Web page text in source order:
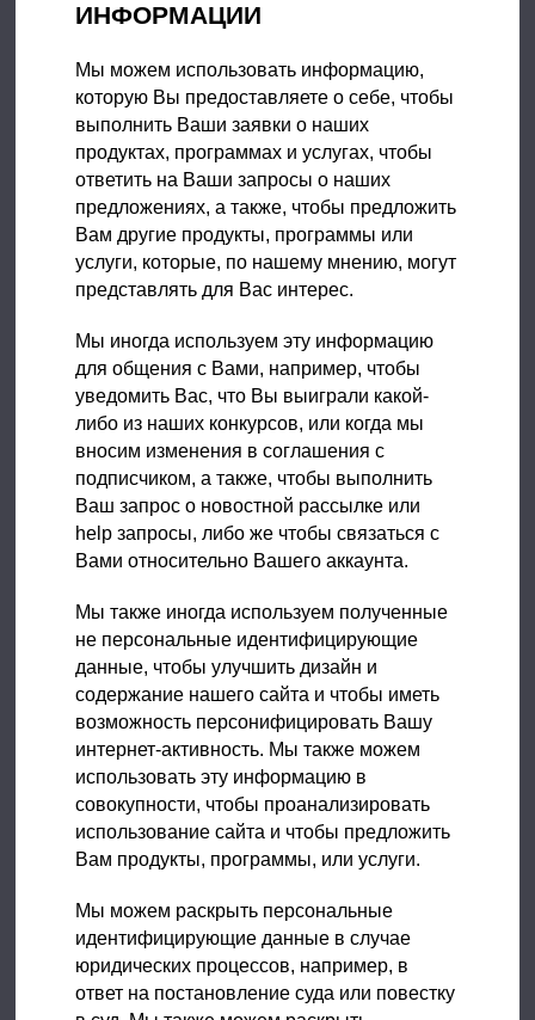
ИНФОРМАЦИИ
Мы можем использовать информацию,
которую Вы предоставляете о себе, чтобы
выполнить Ваши заявки о наших
продуктах, программах и услугах, чтобы
ответить на Ваши запросы о наших
предложениях, а также, чтобы предложить
Вам другие продукты, программы или
услуги, которые, по нашему мнению, могут
представлять для Вас интерес.
Мы иногда используем эту информацию
для общения с Вами, например, чтобы
уведомить Вас, что Вы выиграли какой-
либо из наших конкурсов, или когда мы
вносим изменения в соглашения с
подписчиком, а также, чтобы выполнить
Ваш запрос о новостной рассылке или
help запросы, либо же чтобы связаться с
Вами относительно Вашего аккаунта.
Мы также иногда используем полученные
не персональные идентифицирующие
данные, чтобы улучшить дизайн и
содержание нашего сайта и чтобы иметь
возможность персонифицировать Вашу
интернет-активность. Мы также можем
использовать эту информацию в
совокупности, чтобы проанализировать
использование сайта и чтобы предложить
Вам продукты, программы, или услуги.
Мы можем раскрыть персональные
идентифицирующие данные в случае
юридических процессов, например, в
ответ на постановление суда или повестку